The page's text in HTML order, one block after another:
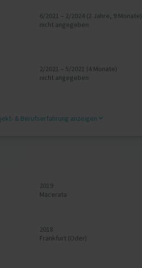
6/2021 – 2/2024 (2 Jahre, 9 Monate)
nicht angegeben
2/2021 – 5/2021 (4 Monate)
nicht angegeben
& Berufserfahrung anzeigen
2019
Macerata
2018
Frankfurt (Oder)